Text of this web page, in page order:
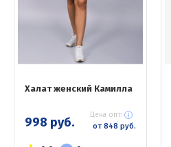
Халат женский Камилла
998 руб. Цена опт:
от 848 руб.